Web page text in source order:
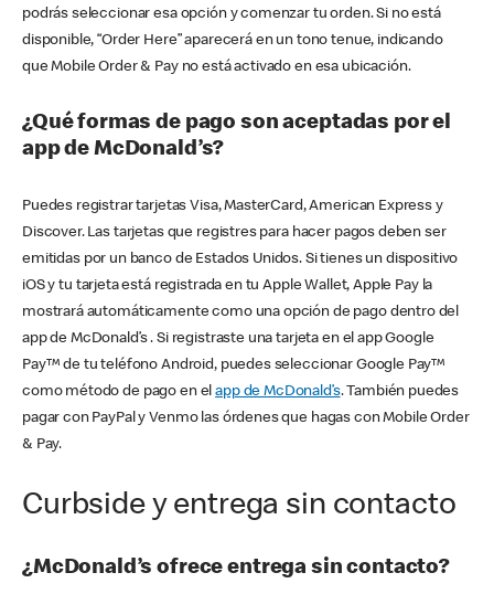
podrás seleccionar esa opción y comenzar tu orden. Si no está
disponible, “Order Here” aparecerá en un tono tenue, indicando
que Mobile Order & Pay no está activado en esa ubicación.
¿Qué formas de pago son aceptadas por el
app de McDonald’s?
Puedes registrar tarjetas Visa, MasterCard, American Express y
Discover. Las tarjetas que registres para hacer pagos deben ser
emitidas por un banco de Estados Unidos. Si tienes un dispositivo
iOS y tu tarjeta está registrada en tu Apple Wallet, Apple Pay la
mostrará automáticamente como una opción de pago dentro del
app de McDonald’s . Si registraste una tarjeta en el app Google
Pay™ de tu teléfono Android, puedes seleccionar Google Pay™
como método de pago en elapp de McDonald’s. También puedes
pagar con PayPal y Venmo las órdenes que hagas con Mobile Order
& Pay.
Curbside y entrega sin contacto
¿McDonald’s ofrece entrega sin contacto?